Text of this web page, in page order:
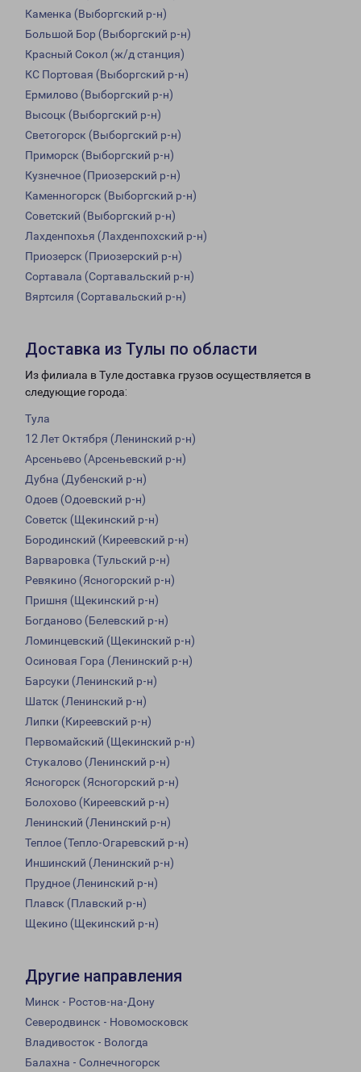
Каменка (Выборгский р-н)
Большой Бор (Выборгский р-н)
Красный Сокол (ж/д станция)
КС Портовая (Выборгский р-н)
Ермилово (Выборгский р-н)
Высоцк (Выборгский р-н)
Светогорск (Выборгский р-н)
Приморск (Выборгский р-н)
Кузнечное (Приозерский р-н)
Каменногорск (Выборгский р-н)
Советский (Выборгский р-н)
Лахденпохья (Лахденпохский р-н)
Приозерск (Приозерский р-н)
Сортавала (Сортавальский р-н)
Вяртсиля (Сортавальский р-н)
Доставка из Тулы по области
Из филиала в Туле доставка грузов осуществляется в
следующие города:
Тула
12 Лет Октября (Ленинский р-н)
Арсеньево (Арсеньевский р-н)
Дубна (Дубенский р-н)
Одоев (Одоевский р-н)
Советск (Щекинский р-н)
Бородинский (Киреевский р-н)
Варваровка (Тульский р-н)
Ревякино (Ясногорский р-н)
Пришня (Щекинский р-н)
Богданово (Белевский р-н)
Ломинцевский (Щекинский р-н)
Осиновая Гора (Ленинский р-н)
Барсуки (Ленинский р-н)
Шатск (Ленинский р-н)
Липки (Киреевский р-н)
Первомайский (Щекинский р-н)
Стукалово (Ленинский р-н)
Ясногорск (Ясногорский р-н)
Болохово (Киреевский р-н)
Ленинский (Ленинский р-н)
Теплое (Тепло-Огаревский р-н)
Иншинский (Ленинский р-н)
Прудное (Ленинский р-н)
Плавск (Плавский р-н)
Щекино (Щекинский р-н)
Другие направления
Минск - Ростов-на-Дону
Северодвинск - Новомосковск
Владивосток - Вологда
Балахна - Солнечногорск